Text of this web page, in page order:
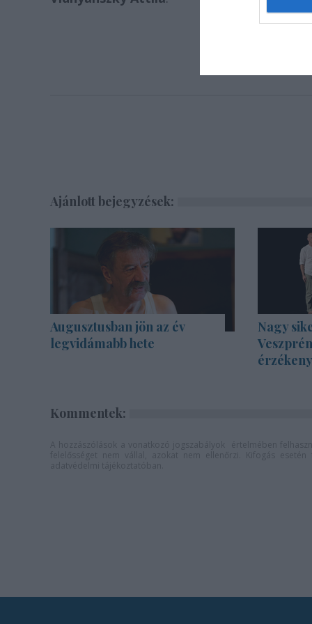
Ajánlott bejegyzések:
Augusztusban jön az év
legvidámabb hete
Nagy
Kommentek: